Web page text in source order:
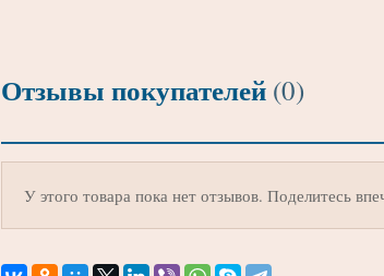
Отзывы покупателей (0)
У этого товара пока нет отзывов. Поделитесь